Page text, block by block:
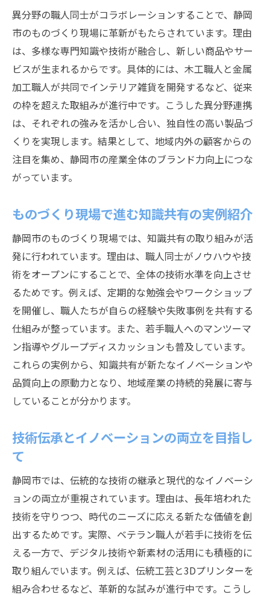
異分野の職人同士がコラボレーションすることで、静岡
市のものづくり現場に革新がもたらされています。理由
は、多様な専門知識や技術が融合し、新しい商品やサー
ビスが生まれるからです。具体的には、木工職人と金属
加工職人が共同でインテリア雑貨を開発するなど、従来
の枠を超えた取組みが進行中です。こうした異分野連携
は、それぞれの強みを活かし合い、独自性の高い製品づ
くりを実現します。結果として、地域内外の顧客からの
注目を集め、静岡市の産業全体のブランド力向上につな
がっています。
ものづくり現場で進む知識共有の実例紹介
静岡市のものづくり現場では、知識共有の取り組みが活
発に行われています。理由は、職人同士がノウハウや技
術をオープンにすることで、全体の技術水準を向上させ
るためです。例えば、定期的な勉強会やワークショップ
を開催し、職人たちが自らの経験や失敗事例を共有する
仕組みが整っています。また、若手職人へのマンツーマ
ン指導やグループディスカッションも普及しています。
これらの実例から、知識共有が新たなイノベーションや
品質向上の原動力となり、地域産業の持続的発展に寄与
していることが分かります。
技術伝承とイノベーションの両立を目指し
て
静岡市では、伝統的な技術の継承と現代的なイノベーシ
ョンの両立が重視されています。理由は、長年培われた
技術を守りつつ、時代のニーズに応える新たな価値を創
出するためです。実際、ベテラン職人が若手に技術を伝
える一方で、デジタル技術や新素材の活用にも積極的に
取り組んでいます。例えば、伝統工芸と3Dプリンターを
組み合わせるなど、革新的な試みが進行中です。こうし